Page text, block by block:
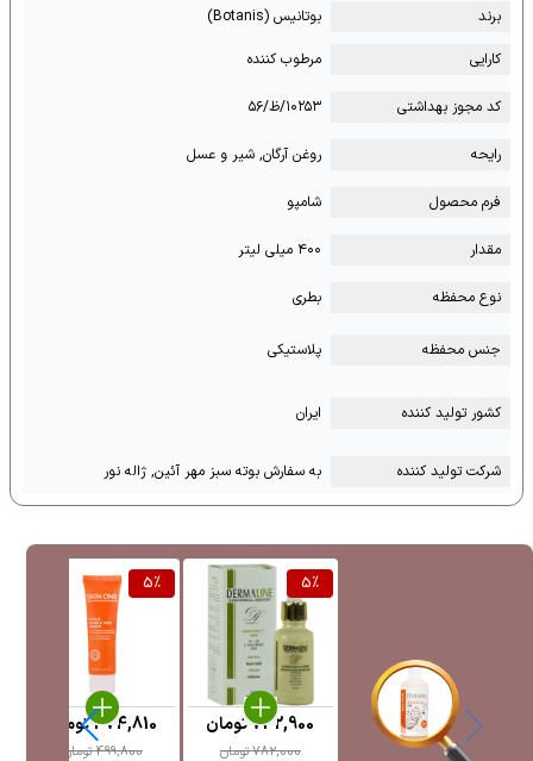
برند
بوتانیس (Botanis)
کارایی
مرطوب کننده
کد مجوز بهداشتی ۱۰۲۵۳/ظ/۵۶
رایحه روغن آرگان, شیر و عسل
فرم محصول شامپو
مقدار ۴۰۰ میلی لیتر
نوع محفظه بطری
جنس محفظه پلاستیکی
کشور تولید کننده ایران
شرکت تولید کننده به سفارش بوته سبز مهر آئین, ژاله نور
5%
782,000تومان
742,900تومان
5%
499,800تومان
474,810تومان